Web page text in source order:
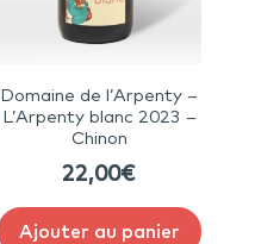
Domaine de l’Arpenty –
L’Arpenty blanc 2023 –
Chinon
22,00€
Ajouter au panier